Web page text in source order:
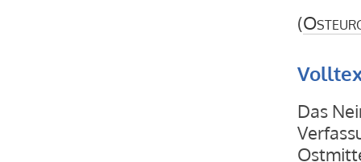
(
Das Nein der Franzosen und Niederländer zum EU-Verfassungsvertrag hat die neuen Mitgliedstaaten in Ostmitteleuropa aufgeschreckt. Das gilt vor allem für die politische Klasse, aber auch für die Mehrheit der Bürger dieser Länder. Das Ergebnis der Volksabstimmung in Frankreich habe „wie ein kalter Schauer“ gewirkt, bekannte der Vorsitzende des außenpolitischen Ausschusses im ungarischen Parlament, Zsolt Németh. Als dann auch noch die Niederländer mehrheitlich gegen den Verfassungsvertrag votierten, sprach Ungarns konservativer Oppositionsführer Viktor Orbán sogar von einem Schock. Er brachte damit zum Ausdruck, was viele Politiker in seinem Land und auch in Polen, Tschechien und der Slowakei dachten. Der Schock wird schnell verständlich, wenn man sich daran erinnert, daß diese Staaten gerade mal ein Jahr zuvor mit viel Enthusiasmus der EU beigetreten waren. Allerdings hatten sie schon zum ersten Jahrestag der EU-Erweiterung am 1. Mai 2005 eine eher gemischte Bilanz ihrer jungen Mitgliedschaft gezogen, als sich Skepsis, Gelassenheit und verhaltener Optimismus der Bürger mit dem Enthusiasmus vieler Politiker mischten. Auf jeden Fall folgte dem Scheitern der Referenden in Frankreich und den Niederlanden eine Fülle von Erklärungen, Reden und Interviews aller einflußreichen Politiker der neuen EU-Staaten, denen aber allesamt anzumerken war, daß sich ihre Urheber nicht wirklich darüber im klaren waren, wie denn die Europäische